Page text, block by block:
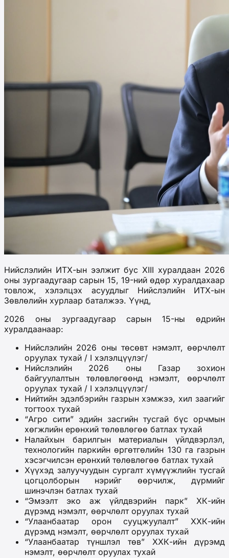
Нийслэлийн ИТХ-ын ээлжит бус XIII хуралдаан 2026
оны зургаадугаар сарын 15, 19-ний өдөр хуралдахаар
товлож, хэлэлцэх асуудлыг Нийслэлийн ИТХ-ын
Зөвлөлийн хурлаар баталжээ. Үүнд,
2026 оны зургаадугаар сарын 15-ны өдрийн
хуралдаанаар:
Нийслэлийн 2026 оны төсөвт нэмэлт, өөрчлөлт
оруулах тухай / I хэлэлцүүлэг/
Нийслэлийн 2026 оны Газар зохион
байгуулалтын төлөвлөгөөнд нэмэлт, өөрчлөлт
оруулах тухай / I хэлэлцүүлэг/
Нийтийн эдэлбэрийн газрын хэмжээ, хил заагийг
тогтоох тухай
“Агро сити” эдийн засгийн тусгай бүс орчмын
хөгжлийн ерөнхий төлөвлөгөө батлах тухай
Налайхын барилгын материалын үйлдвэрлэл,
технологийн паркийн өргөтгөлийн 130 га газрын
хэсэгчилсэн ерөнхий төлөвлөгөө батлах тухай
Хүүхэд залуучуудын сургалт хүмүүжлийн тусгай
цогцолборын нэрийг өөрчилж, дүрмийг
шинэчлэн батлах тухай
“Эмээлт эко аж үйлдвэрийн парк” ХК-ийн
дүрэмд нэмэлт, өөрчлөлт оруулах тухай
“Улаанбаатар орон сууцжуулалт” ХХК-ийн
дүрэмд нэмэлт, өөрчлөлт оруулах тухай
“Улаанбаатар түншлэл төв” ХХК-ийн дүрэмд
нэмэлт, өөрчлөлт оруулах тухай